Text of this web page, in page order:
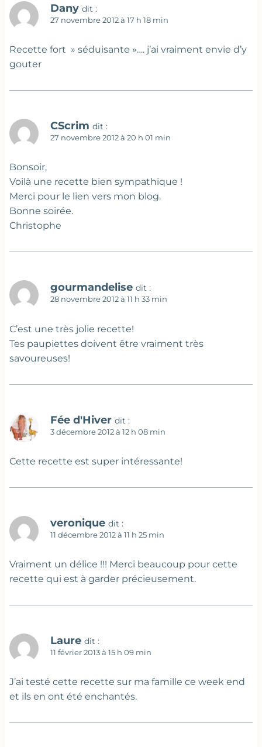
Dany dit :
27 novembre 2012 à 17 h 18 min
Recette fort » séduisante »…. j’ai vraiment envie d’y
gouter
CScrim dit :
27 novembre 2012 à 20 h 01 min
Bonsoir,
Voilà une recette bien sympathique !
Merci pour le lien vers mon blog.
Bonne soirée.
Christophe
gourmandelise dit :
28 novembre 2012 à 11 h 33 min
C’est une très jolie recette!
Tes paupiettes doivent être vraiment très
savoureuses!
Fée d'Hiver dit :
3 décembre 2012 à 12 h 08 min
Cette recette est super intéressante!
veronique dit :
11 décembre 2012 à 11 h 25 min
Vraiment un délice !!! Merci beaucoup pour cette
recette qui est à garder précieusement.
Laure dit :
11 février 2013 à 15 h 09 min
J’ai testé cette recette sur ma famille ce week end
et ils en ont été enchantés.